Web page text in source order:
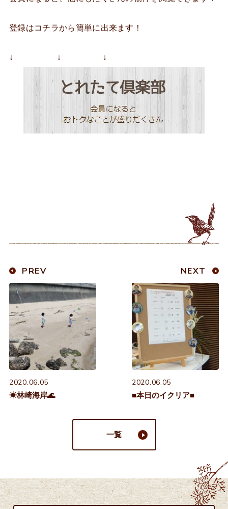
登録はコチラから簡単に出来ます！
↓ ↓ ↓
PREV
2020.06.05
☀林崎海岸🌊
NEXT
2020.06.05
■本日のイクリア■
一覧